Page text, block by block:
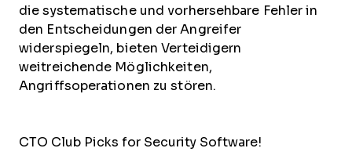
die systematische und vorhersehbare Fehler in
den Entscheidungen der Angreifer
widerspiegeln, bieten Verteidigern
weitreichende Möglichkeiten,
Angriffsoperationen zu stören.
CTO Club Picks for Security Software!